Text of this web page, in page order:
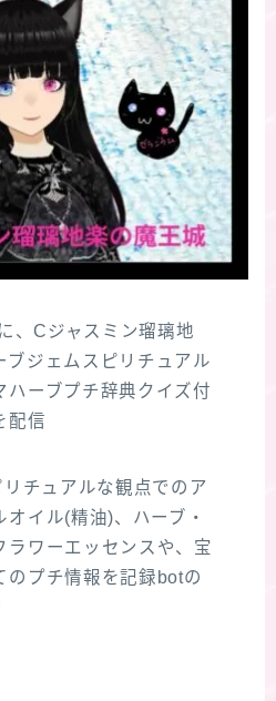
、Cジャスミン瑠璃地
ブジェムスピリチュアル
ハーブプチ辞典クイズ付
配信
チュアルな観点でのア
イル(精油)、ハーブ・
ラワーエッセンスや、宝
のプチ情報を記録botの